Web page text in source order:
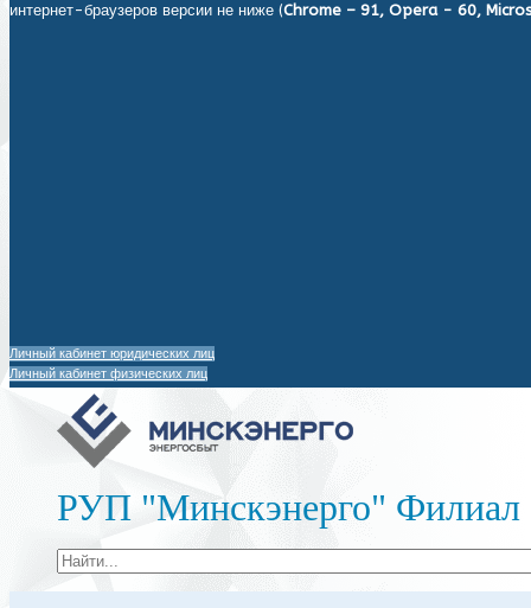
интернет-браузеров версии не ниже (Chrome – 91, Opera - 60,
Личный кабинет юридических лиц
Личный кабинет физических лиц
РУП "Минскэнерго" Филиал